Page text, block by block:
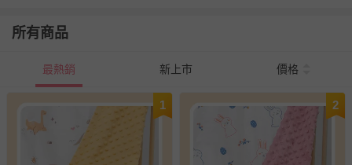
所有商品
最熱銷 新上市 價格
1 2